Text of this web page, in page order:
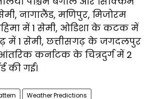
नागालैंड, मणिपुर, मिजोरम
में 1 सेमी, ओडिशा के कटक में
में 1 सेमी, छत्तीसगढ़ के जगदलपुर
कर्नाटक के चित्रदुर्ग में 2
की गई।
Weather Predictions